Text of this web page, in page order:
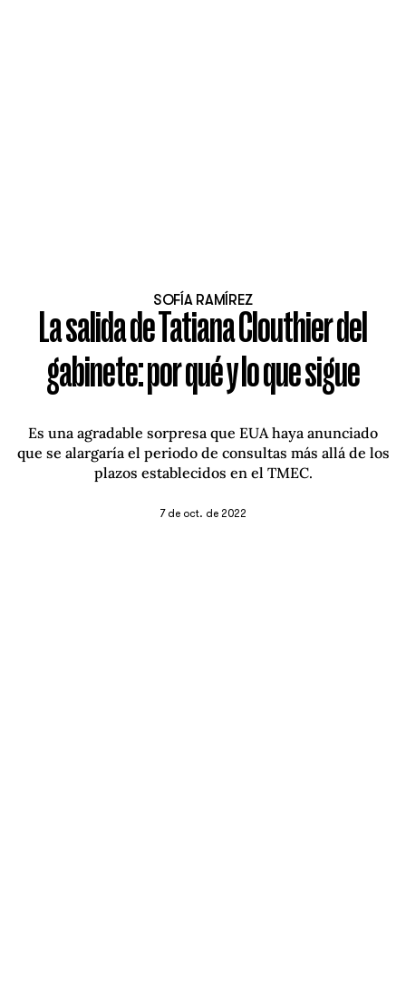
SOFÍA RAMÍREZ
La salida de Tatiana Clouthier del
gabinete: por qué y lo que sigue
Es una agradable sorpresa que EUA haya anunciado
que se alargaría el periodo de consultas más allá de los
plazos establecidos en el TMEC.
7 de oct. de 2022